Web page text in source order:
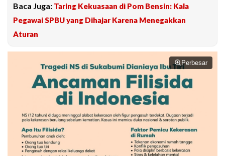
Baca Juga: Taring Kekuasaan di Pom Bensin: Kala
Pegawai SPBU yang Dihajar Karena Menegakkan
Aturan
Perbesar